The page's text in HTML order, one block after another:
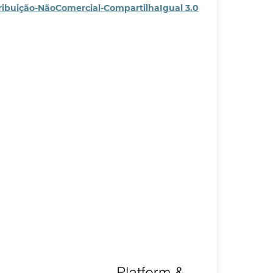
NãoComercial-CompartilhaIgual 3.0